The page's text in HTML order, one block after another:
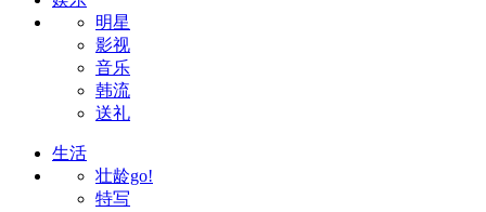
明星
影视
音乐
韩流
送礼
生活
壮龄go!
特写